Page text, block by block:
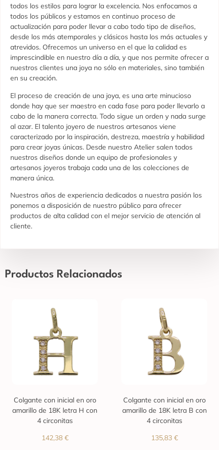
todos los estilos para lograr la excelencia. Nos enfocamos a
todos los públicos y estamos en continuo proceso de
actualización para poder llevar a cabo todo tipo de diseños,
desde los más atemporales y clásicos hasta los más actuales y
atrevidos. Ofrecemos un universo en el que la calidad es
imprescindible en nuestro día a día, y que nos permite ofrecer a
nuestros clientes una joya no sólo en materiales, sino también
en su creación.
El proceso de creación de una joya, es una arte minucioso
donde hay que ser maestro en cada fase para poder llevarlo a
cabo de la manera correcta. Todo sigue un orden y nada surge
al azar. El talento joyero de nuestros artesanos viene
caracterizado por la inspiración, destreza, maestría y habilidad
para crear joyas únicas. Desde nuestro Atelier salen todos
nuestros diseños donde un equipo de profesionales y
artesanos joyeros trabaja cada una de las colecciones de
manera única.
Nuestros años de experiencia dedicados a nuestra pasión los
ponemos a disposición de nuestro público para ofrecer
productos de alta calidad con el mejor servicio de atención al
cliente.
Productos Relacionados
Colgante con inicial en oro
amarillo de 18K letra H con
4 circonitas
142,38 €
Colgante con inicial en oro
amarillo de 18K letra B con
4 circonitas
135,83 €